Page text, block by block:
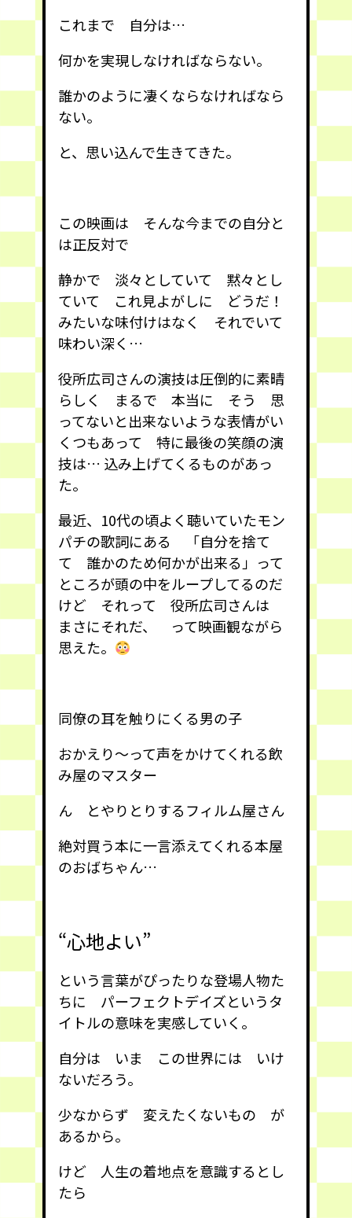
これまで 自分は…
何かを実現しなければならない。
誰かのように凄くならなければなら
ない。
と、思い込んで生きてきた。
この映画は そんな今までの自分と
は正反対で
静かで 淡々としていて 黙々とし
ていて これ見よがしに どうだ！
みたいな味付けはなく それでいて
味わい深く…
役所広司さんの演技は圧倒的に素晴
らしく まるで 本当に そう 思
ってないと出来ないような表情がい
くつもあって 特に最後の笑顔の演
技は… 込み上げてくるものがあっ
た。
最近、10代の頃よく聴いていたモン
パチの歌詞にある 「自分を捨て
て 誰かのため何かが出来る」って
ところが頭の中をループしてるのだ
けど それって 役所広司さんは
まさにそれだ、 って映画観ながら
思えた。
同僚の耳を触りにくる男の子
おかえり〜って声をかけてくれる飲
み屋のマスター
ん とやりとりするフィルム屋さん
絶対買う本に一言添えてくれる本屋
のおばちゃん…
“心地よい”
という言葉がぴったりな登場人物た
ちに パーフェクトデイズというタ
イトルの意味を実感していく。
自分は いま この世界には いけ
ないだろう。
少なからず 変えたくないもの が
あるから。
けど 人生の着地点を意識するとし
たら